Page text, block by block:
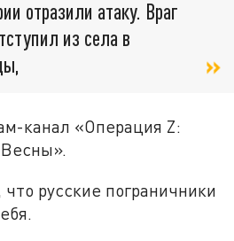
отразили атаку. Враг
из села в
канал «Операция Z:
русские пограничники